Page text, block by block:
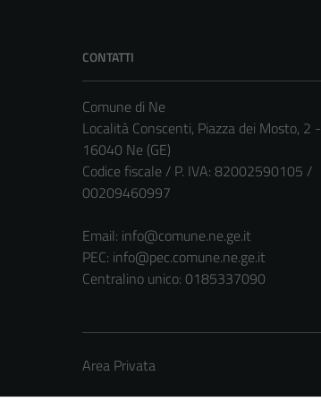
CONTATTI
Comune di Ne
Località Conscenti, Piazza dei Mosto, 2 -
16040 Ne (GE)
Codice fiscale / P. IVA: 82002590105 /
00209460997
Email: info@comune.ne.ge.it
PEC: info@pec.comune.ne.ge.it
Centralino unico: 0185337090
Area Privata